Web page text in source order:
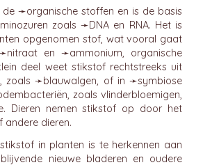
de ➛organische stoffen en is de basis
zoals ➛DNA en RNA. Het is
opgenomen stof, wat vooral gaat
nitraat en ➛ammonium, organische
deel weet stikstof rechtstreeks uit
zoals ➛blauwalgen, of in ➛symbiose
zoals vlinderbloemigen,
Dieren nemen stikstof op door het
andere dieren.
in planten is te herkennen aan
nieuwe bladeren en oudere